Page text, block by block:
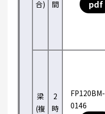
合)
間
pdf
梁
(複
2
時
FP120BM-
0146